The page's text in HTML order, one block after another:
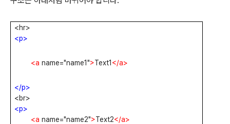
<hr>
<p>
<a name="name1">Text1 </a>
</p>
<br>
<p>
<a name="name2">Text2</a>